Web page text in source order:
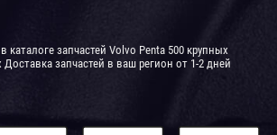
каталоге запчастей Volvo Penta 500 крупных
Доставка запчастей в ваш регион от 1-2 дней